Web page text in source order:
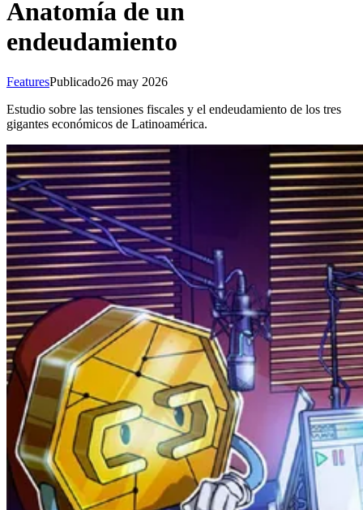
Anatomía de un
endeudamiento
FeaturesPublicado26 may 2026
Estudio sobre las tensiones fiscales y el endeudamiento de los tres
gigantes económicos de Latinoamérica.